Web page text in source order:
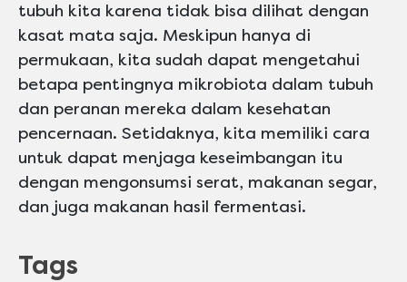
tubuh kita karena tidak bisa dilihat dengan
kasat mata saja. Meskipun hanya di
permukaan, kita sudah dapat mengetahui
betapa pentingnya mikrobiota dalam tubuh
dan peranan mereka dalam kesehatan
pencernaan. Setidaknya, kita memiliki cara
untuk dapat menjaga keseimbangan itu
dengan mengonsumsi serat, makanan segar,
dan juga makanan hasil fermentasi.
Tags